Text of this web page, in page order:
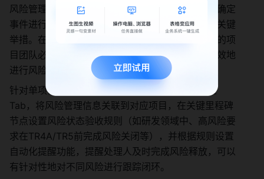
风险管理是对可能影响项目进度、质量等方面的不确定
事件进行主动应对和管理，以降低或者消除影响的关键
举措。在整个项目开展过程中，以项目经理为代表的项
目团队必须积极地、持续不断地识别风险，行之有效地
进行风险管理。
针对单项目或项目集管理中的详情页设置异常风险
Tab，将风险管理信息关联到对应项目，在关键里程碑
节点设置风险状态验收规则（如研发领域中、高风险要
求在TR4A/TR5前完成风险关闭等），并根据规则设置
自动化提醒功能，提醒处理人及时完成风险释放，可以
有针对性地对不同风险进行跟踪闭环。